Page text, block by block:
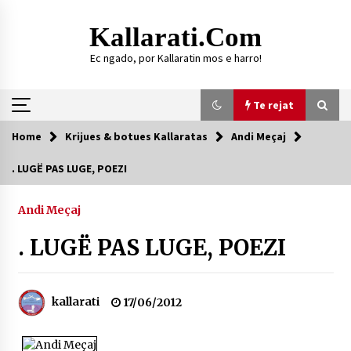
Kallarati.com
Ec ngado, por Kallaratin mos e harro!
Te rejat
Te rejat
SHOQATËS “KALLARATI”
Gazeta Kallarati nr. 118
SI U ARRIT TË REALIZOHEJ PERLA FOLKLORIKE
“JANINËS Ç’I PANË SYTË”
06/06/2026
Home Krijues & botues Kallaratas Andi Meçaj
. LUGË PAS LUGE, POEZI
Andi Meçaj
. LUGË PAS LUGE, POEZI
kallarati 17/06/2012